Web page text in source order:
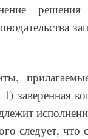
решения
заверенная
следует, что